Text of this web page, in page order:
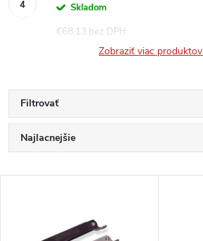
Skladom
€68,13 bez DPH
Zobraziť viac produktov
Filtrovať
R
a
Najlacnejšie